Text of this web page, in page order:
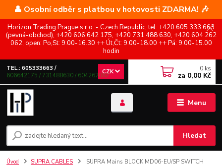
👤 Osobní odběr s platbou v hotovosti ZDARMA! 🎶
Horizon Trading Prague s.r.o. - Czech Republic, tel: +420 605 333 663
(pevná-obchod), +420 606 642 175, +420 731 488 630, +420 604 262
062, open: Po,St: 9.00-16.30 ++ Út,Čt: 9.00-18.00 ++ Pá: 9.00-15.00
hodin
Menu
CZK
Hledat
TEL.: 605333663 /
606642175 / 731488630 / 604262062
0 ks
za 0,00 Kč
Úvod SUPRA CABLES SUPRA Mains BLOCK MD06-EU/SP SWITCH